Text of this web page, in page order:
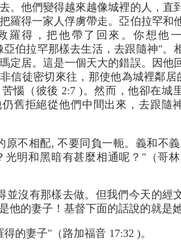
。他們變得越來越像城裡的人，直
羅得一家人俘虜帶走。亞伯拉罕和
羅得，把他帶了回來。你想他
亞伯拉罕那樣去生活，去跟隨神"。
定居。這是一個天大的錯誤。因他
信徒密切來往，那使他為城裡鄰居
惱（彼後 2:7 )。然而，他卻在城
舊拒絕從他們中間出來，去跟隨
原不相配, 不要同負一軛。義和不
光明和黑暗有甚麼相通呢？"（哥
並沒有那樣去做。但我們今天的經
他的妻子！基督下面的話說的就是
的妻子"（路加福音 17:32 )。